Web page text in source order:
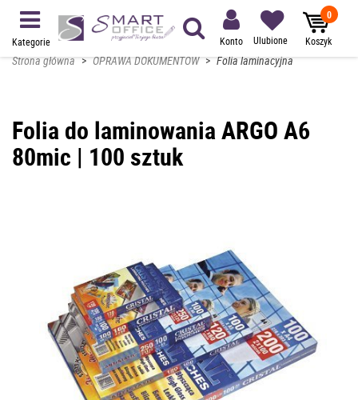
Kategorie Konto Ulubione
0
Koszyk
Strona główna > OPRAWA DOKUMENTÓW > Folia laminacyjna
Folia do laminowania ARGO A6
80mic | 100 sztuk